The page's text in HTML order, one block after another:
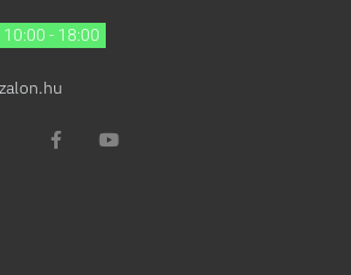
10:00 - 18:00